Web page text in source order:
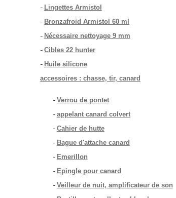
- Lingettes Armistol
- Bronzafroid Armistol 60 ml
- Nécessaire nettoyage 9 mm
- Cibles 22 hunter
- Huile silicone
accessoires : chasse, tir, canard
- Verrou de pontet
- appelant canard colvert
- Cahier de hutte
- Bague d'attache canard
- Emerillon
- Epingle pour canard
- Veilleur de nuit, amplificateur de son